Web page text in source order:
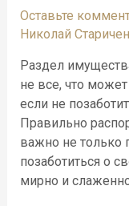
Оставьте
Николай
Раздел
не все, что
если не
Правильно
важно не только
позаботиться о
мирно и